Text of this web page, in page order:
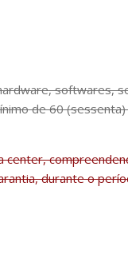
softwares,
de 60
durante o